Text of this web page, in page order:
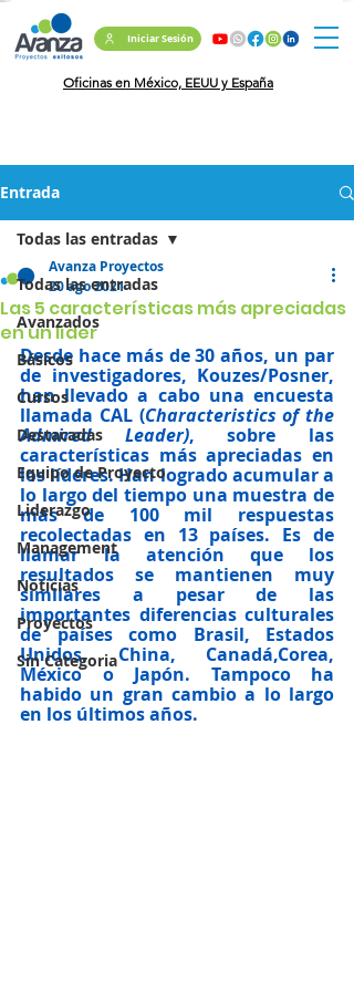
Iniciar Sesión
Oficinas en México, EEUU y España
Entrada
Todas las entradas
Avanzados
Básicos
Cursos
Destacadas
Equipo de Proyecto
Liderazgo
Management
Noticias
Proyectos
Sin Categoria
Todas las entradas
Las 5 características más apreciadas
en un líder
Avanza Proyectos
20 ago 2021
Desde hace más de 30 años, un par
de investigadores, Kouzes/Posner,
han llevado a cabo una
llamada CAL (Characteristics of the
Admired Leader)
características más apreciadas en
los líderes. Han logrado acumular a
lo largo del tiempo una muestra de
más de 100 mil respuestas
recolectadas en 13 países. Es de
llamar la atención que los
similares a pesar de las
importantes diferencias culturales
de países como Brasil, Estados
Unidos, China, Canadá,Corea,
México o Japón. Tampoco ha
habido un gran cambio a lo largo
en los últimos años.